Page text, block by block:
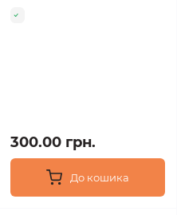
300.00 грн.
До кошика